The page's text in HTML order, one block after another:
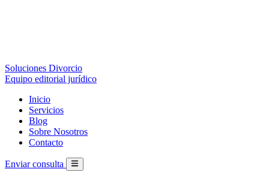
Soluciones Divorcio
Equipo editorial jurídico
Inicio
Servicios
Blog
Sobre Nosotros
Contacto
Enviar consulta